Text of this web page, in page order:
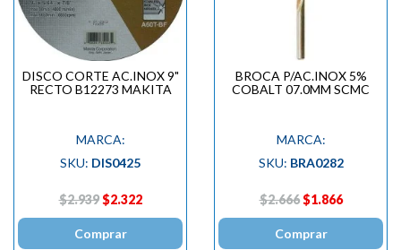
DISCO CORTE AC.INOX 9"
RECTO B12273 MAKITA
MARCA:
SKU: DIS0425
$2.939 $2.322
Comprar
BROCA P/AC.INOX 5%
COBALT 07.0MM SCMC
MARCA:
SKU: BRA0282
$2.666 $1.866
Comprar